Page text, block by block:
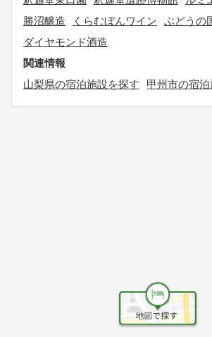
勝沼醸造
くらむぼんワイン
ぶどうの
ダイヤモンド酒造
関連情報
山梨県の宿泊施設を探す
甲州市の宿